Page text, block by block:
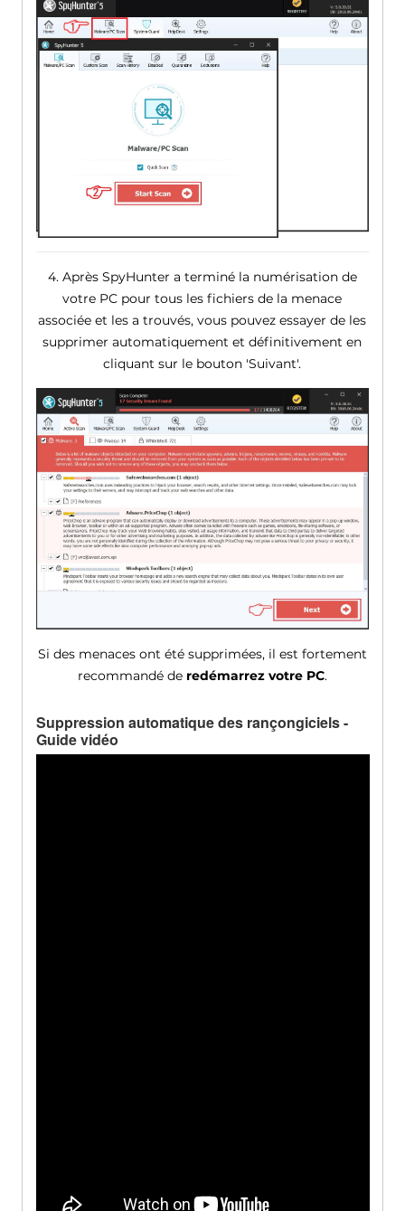
4. Après SpyHunter a terminé la numérisation de
votre PC pour tous les fichiers de la menace
associée et les a trouvés, vous pouvez essayer de les
supprimer automatiquement et définitivement en
cliquant sur le bouton 'Suivant'.
Si des menaces ont été supprimées, il est fortement
recommandé de redémarrez votre PC.
Suppression automatique des rançongiciels -
Guide vidéo